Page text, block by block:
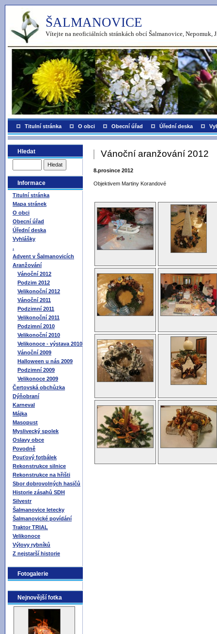
ŠALMANOVICE
Vítejte na neoficiálních stránkách obcí Šalmanovice, Nepomuk,
Titulní stránka O obci Obecní úřad Úřední deska
Hledat
Informace
Titulní stránka
Mapa stránek
O obci
Obecní úřad
Úřední deska
Vyhlášky
.
Advent v Šalmanovicích
Aranžování
Vánoční 2012
Podzim 2012
Velikonoční 2012
Vánoční 2011
Podzimní 2011
Velikonoční 2011
Podzimní 2010
Velikonoční 2010
Velikonoce - výstava 2010
Vánoční 2009
Halloween u nás 2009
Podzimní 2009
Velikonoce 2009
Čertovská obchůzka
Dýňobraní
Karneval
Májka
Masopust
Myslivecký spolek
Oslavy obce
Povodně
Pouťový fotbálek
Rekonstrukce silnice
Rekonstrukce na hřišti
Sbor dobrovolných hasičů
Historie zásahů SDH
Silvestr
Šalmanovice letecky
Šalmanovické povídání
Traktor TRIAL
Velikonoce
Výlovy rybníků
Z nejstarší historie
Fotogalerie
Nejnovější fotka
Vánoční aranžování 2012
8.prosince 2012
Objektivem Martiny Korandové